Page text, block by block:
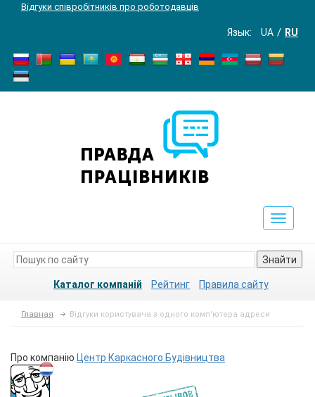
Відгуки співробітників про роботодавців
Язык: UA RU
Toggle
Знайти
Каталог компаній Рейтинг Правила сайту
Главная Відгуки користувача з одного комп'ютера адреси
Про компанію Центр Каркасного Будівництва